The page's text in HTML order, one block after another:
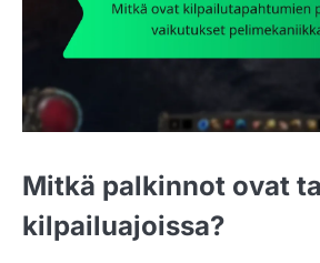
Mitkä palkinnot ovat
kilpailuajoissa?